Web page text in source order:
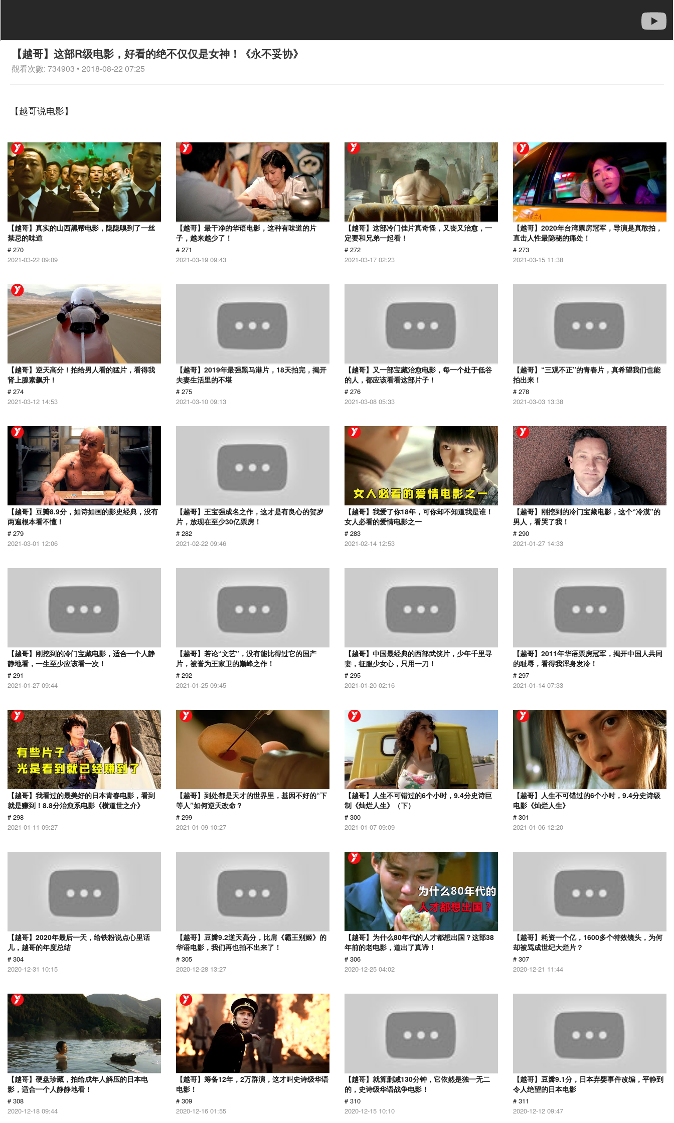
【越哥】这部R级电影，好看的绝不仅仅是女神！《永不妥协》
觀看次數: 734903 • 2018-08-22 07:25
【越哥说电影】
【越哥】真实的山西黑帮电影，隐隐嗅到了一丝
禁忌的味道
# 270
2021-03-22 09:09
【越哥】最干净的华语电影，这种有味道的片
子，越来越少了！
# 271
2021-03-19 09:43
【越哥】这部冷门佳片真奇怪，又丧又治愈，一
定要和兄弟一起看！
# 272
2021-03-17 02:23
【越哥】2020年台湾票房冠军，导演是真敢拍，
直击人性最隐秘的痛处！
# 273
2021-03-15 11:38
【越哥】逆天高分！拍给男人看的猛片，看得我
肾上腺素飙升！
# 274
2021-03-12 14:53
【越哥】2019年最强黑马港片，18天拍完，揭开
夫妻生活里的不堪
# 275
2021-03-10 09:13
【越哥】又一部宝藏治愈电影，每一个处于低谷
的人，都应该看看这部片子！
# 276
2021-03-08 05:33
【越哥】“三观不正”的青春片，真希望我们也能
拍出来！
# 278
2021-03-03 13:38
【越哥】豆瓣8.9分，如诗如画的影史经典，没有
两遍根本看不懂！
# 279
2021-03-01 12:06
【越哥】王宝强成名之作，这才是有良心的贺岁
片，放现在至少30亿票房！
# 282
2021-02-22 09:46
【越哥】我爱了你18年，可你却不知道我是谁！
女人必看的爱情电影之一
# 283
2021-02-14 12:53
【越哥】刚挖到的冷门宝藏电影，这个“冷漠”的
男人，看哭了我！
# 290
2021-01-27 14:33
【越哥】刚挖到的冷门宝藏电影，适合一个人静
静地看，一生至少应该看一次！
# 291
2021-01-27 09:44
【越哥】若论“文艺”，没有能比得过它的国产
片，被誉为王家卫的巅峰之作！
# 292
2021-01-25 09:45
【越哥】中国最经典的西部武侠片，少年千里寻
妻，征服少女心，只用一刀！
# 295
2021-01-20 02:16
【越哥】2011年华语票房冠军，揭开中国人共同
的耻辱，看得我浑身发冷！
# 297
2021-01-14 07:33
【越哥】我看过的最美好的日本青春电影，看到
就是赚到！8.8分治愈系电影《横道世之介》
# 298
2021-01-11 09:27
【越哥】到处都是天才的世界里，基因不好的“下
等人”如何逆天改命？
# 299
2021-01-09 10:27
【越哥】人生不可错过的6个小时，9.4分史诗巨
制《灿烂人生》（下）
# 300
2021-01-07 09:09
【越哥】人生不可错过的6个小时，9.4分史诗级
电影《灿烂人生》
# 301
2021-01-06 12:20
【越哥】2020年最后一天，给铁粉说点心里话
儿，越哥的年度总结
# 304
2020-12-31 10:15
【越哥】豆瓣9.2逆天高分，比肩《霸王别姬》的
华语电影，我们再也拍不出来了！
# 305
2020-12-28 13:27
【越哥】为什么80年代的人才都想出国？这部38
年前的老电影，道出了真谛！
# 306
2020-12-25 04:02
【越哥】耗资一个亿，1600多个特效镜头，为何
却被骂成世纪大烂片？
# 307
2020-12-21 11:44
【越哥】硬盘珍藏，拍给成年人解压的日本电
影，适合一个人静静地看！
# 308
2020-12-18 09:44
【越哥】筹备12年，2万群演，这才叫史诗级华语
电影！
# 309
2020-12-16 01:55
【越哥】就算删减130分钟，它依然是独一无二
的，史诗级华语战争电影！
# 310
2020-12-15 10:10
【越哥】豆瓣9.1分，日本弃婴事件改编，平静到
令人绝望的日本电影
# 311
2020-12-12 09:47